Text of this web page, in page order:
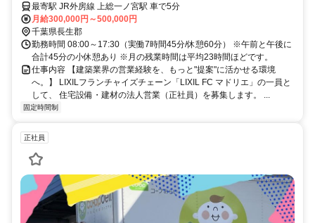
最寄駅 JR外房線 上総一ノ宮駅 車で5分
月給300,000円～500,000円
千葉県長生郡
勤務時間 08:00～17:30（実働7時間45分/休憩60分） ※午前と午後に
合計45分の小休憩あり ※月の残業時間は平均23時間ほどです。
仕事内容 【建築業界の営業経験を、もっと"提案"に活かせる環境
へ。】 LIXILフランチャイズチェーン「LIXIL FC マドリエ」の一員と
して、 住宅設備・建材の法人営業（正社員）を募集します。 ...
固定時間制
正社員